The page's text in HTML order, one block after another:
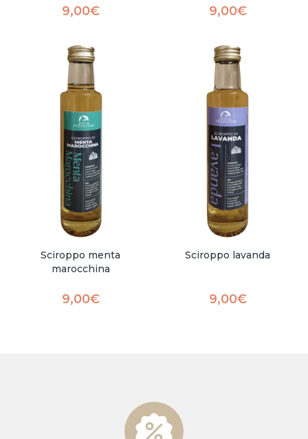
9,00€ 9,00€
Sciroppo menta
marocchina
9,00€
Sciroppo lavanda
9,00€